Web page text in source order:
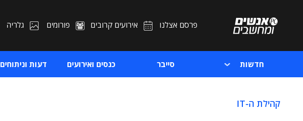
פרסם אצלנו אירועים קרובים פורומים גלריה
חדשות סייבר כנסים ואירועים דעות וניתוחים
קהילת ה-IT